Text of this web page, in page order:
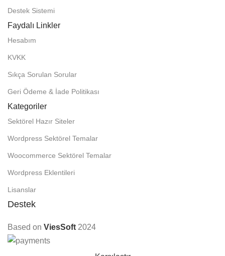
Destek Sistemi
Faydalı Linkler
Hesabım
KVKK
Sıkça Sorulan Sorular
Geri Ödeme & İade Politikası
Kategoriler
Sektörel Hazır Siteler
Wordpress Sektörel Temalar
Woocommerce Sektörel Temalar
Wordpress Eklentileri
Lisanslar
Destek
Based on ViesSoft 2024